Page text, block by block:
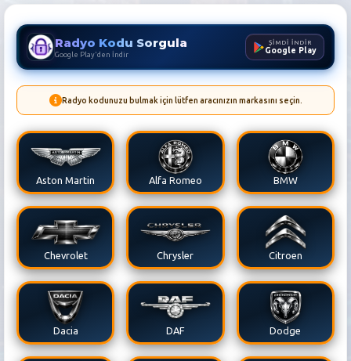
Radyo Kodu Sorgula
Google Play'den İndir
ŞİMDİ İNDİR
Google Play
Radyo kodunuzu bulmak için lütfen aracınızın markasını seçin.
Volkswagen Radyo Kodu
Aston Martin Alfa Romeo BMW
Chevrolet Chrysler Citroen
Dacia DAF Dodge